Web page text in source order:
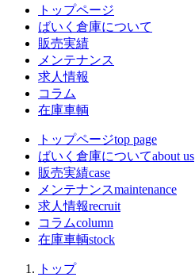
トップページ
ばいく倉庫について
販売実績
メンテナンス
求人情報
コラム
在庫車輌
トップページtop page
ばいく倉庫についてabout us
販売実績case
メンテナンスmaintenance
求人情報recruit
コラムcolumn
在庫車輌stock
トップ